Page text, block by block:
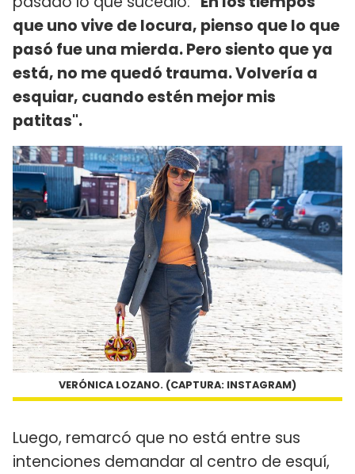
que uno vive de locura, pienso que lo que
pasó fue una mierda. Pero siento que ya
está, no me quedó trauma. Volvería a
esquiar, cuando estén mejor mis
patitas".
VERÓNICA LOZANO. (CAPTURA: INSTAGRAM)
Luego, remarcó que no está entre sus
intenciones demandar al centro de esquí,